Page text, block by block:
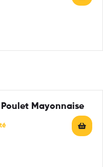
Poulet Mayonnaise